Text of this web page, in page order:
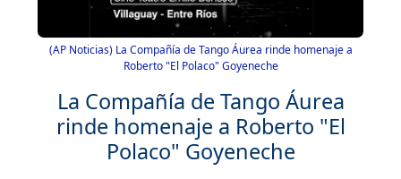
(AP Noticias) La Compañía de Tango Áurea rinde homenaje a
Roberto "El Polaco" Goyeneche
La Compañía de Tango Áurea
rinde homenaje a Roberto "El
Polaco" Goyeneche